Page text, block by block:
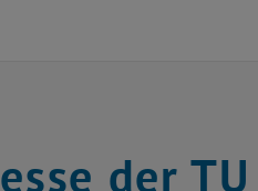
der